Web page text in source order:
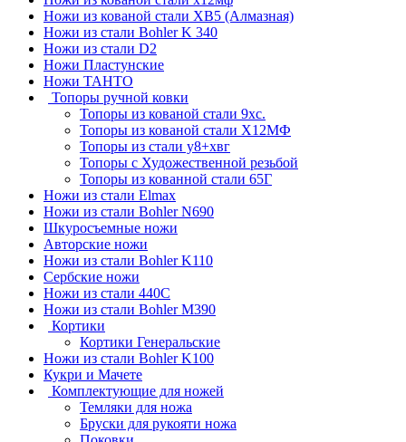
Ножи из кованой стали ХВ5 (Алмазная)
Ножи из стали Bohler K 340
Ножи из стали D2
Ножи Пластунские
Ножи ТАНТО
Топоры ручной ковки
Топоры из кованой стали 9хс.
Топоры из кованой стали Х12МФ
Топоры из стали у8+хвг
Топоры с Художественной резьбой
Топоры из кованной стали 65Г
Ножи из стали Elmax
Ножи из стали Bohler N690
Шкуросъемные ножи
Авторские ножи
Ножи из стали Bohler K110
Сербские ножи
Ножи из стали 440С
Ножи из стали Bohler M390
Кортики
Кортики Генеральские
Ножи из стали Bohler K100
Кукри и Мачете
Комплектующие для ножей
Темляки для ножа
Бруски для рукояти ножа